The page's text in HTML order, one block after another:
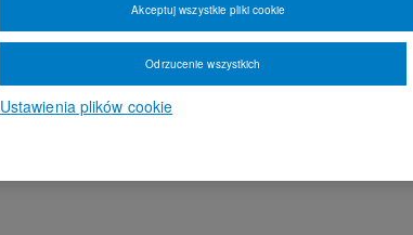
Ustawienia plików cookie
Odrzucenie wszystkich
Akceptuj wszystkie pliki cookie